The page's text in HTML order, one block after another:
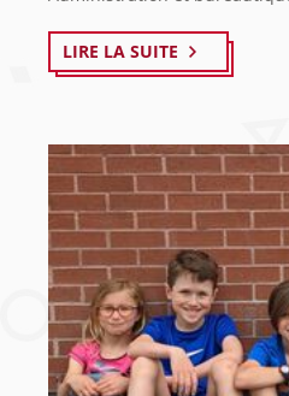
LIRE LA SUITE